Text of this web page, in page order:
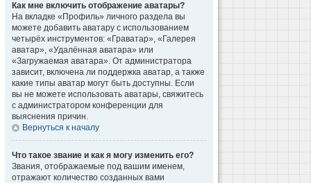
Как мне включить отображение аватары?
На вкладке «Профиль» личного раздела вы
можете добавить аватару с использованием
четырёх инструментов: «Граватар», «Галерея
аватар», «Удалённая аватара» или
«Загружаемая аватара». От администратора
зависит, включена ли поддержка аватар, а также
какие типы аватар могут быть доступны. Если
вы не можете использовать аватары, свяжитесь
с администратором конференции для
выяснения причин.
Вернуться к началу
Что такое звание и как я могу изменить его?
Звания, отображаемые под вашим именем,
отражают количество созданных вами